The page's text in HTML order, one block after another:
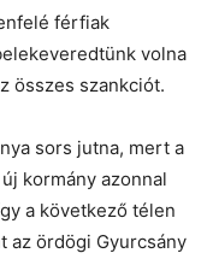
férfiak
volna
összes szankciót.
sors jutna, mert a
kormány azonnal
a következő télen
az ördögi Gyurcsány